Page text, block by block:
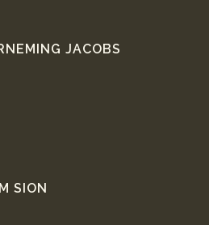
JACOBS
SION